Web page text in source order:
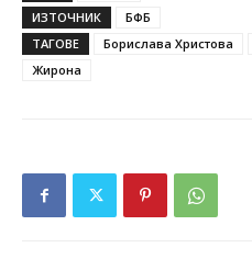
ИЗТОЧНИК
БФБ
ТАГОВЕ
Борислава Христова
Жирона